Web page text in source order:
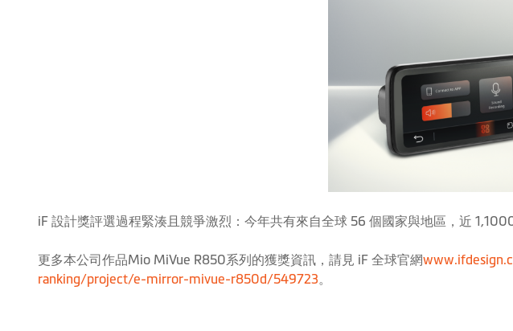
iF 設計獎評選過程緊湊且競爭激烈：今年共有來自全球 56 個國家與地區，近
更多本公司作品Mio MiVue R850系列的獲獎資訊，請見 iF 全球官網
ranking/project/e-mirror-mivue-r850d/549723。